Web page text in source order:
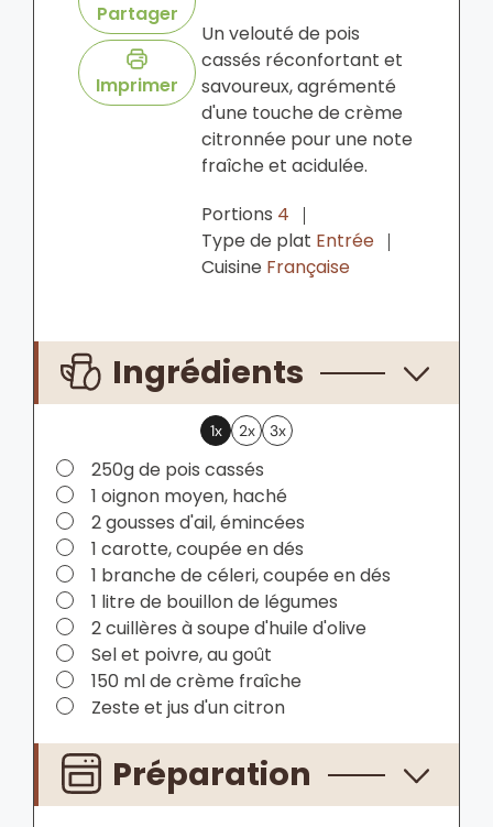
Partager
Imprimer
Un velouté de pois
cassés réconfortant et
savoureux, agrémenté
d'une touche de crème
citronnée pour une note
fraîche et acidulée.
Portions 4
Type de plat Entrée
Cuisine Française
Ingrédients
1x 2x 3x
▢
250g de pois cassés
▢1 oignon moyen, haché
▢
2 gousses d'ail, émincées
▢1 carotte, coupée en dés
▢1 branche de céleri, coupée en dés
▢1 litre de bouillon de légumes
▢
2 cuillères à soupe d'huile d'olive
▢
Sel et poivre, au goût
▢
150 ml de crème fraîche
▢
Zeste et jus d'un citron
Préparation